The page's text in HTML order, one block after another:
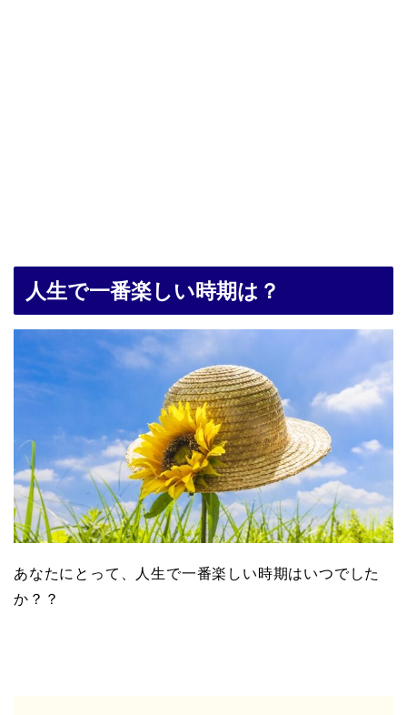
人生で一番楽しい時期は？
あなたにとって、人生で一番楽しい時期はいつでした
か？？